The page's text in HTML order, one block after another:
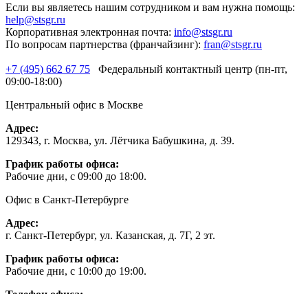
Если вы являетесь нашим сотрудником и вам нужна помощь:
help@stsgr.ru
Корпоративная электронная почта: info@stsgr.ru
По вопросам партнерства (франчайзинг): fran@stsgr.ru
+7 (495) 662 67 75 Федеральный контактный центр (пн-пт,
09:00-18:00)
Центральный офис в Москве
Адрес:
129343, г. Москва, ул. Лётчика Бабушкина, д. 39.
График работы офиса:
Рабочие дни, с 09:00 до 18:00.
Офис в Санкт-Петербурге
Адрес:
г. Санкт-Петербург, ул. Казанская, д. 7Г, 2 эт.
График работы офиса:
Рабочие дни, с 10:00 до 19:00.